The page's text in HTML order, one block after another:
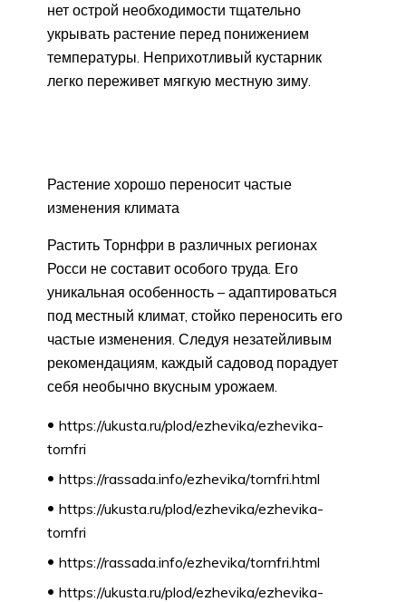
нет острой необходимости тщательно
укрывать растение перед понижением
температуры. Неприхотливый кустарник
легко переживет мягкую местную зиму.
Растение хорошо переносит частые
изменения климата
Растить Торнфри в различных регионах
Росси не составит особого труда. Его
уникальная особенность – адаптироваться
под местный климат, стойко переносить его
частые изменения. Следуя незатейливым
рекомендациям, каждый садовод порадует
себя необычно вкусным урожаем.
https://ukusta.ru/plod/ezhevika/ezhevika-
tornfri
https://rassada.info/ezhevika/tornfri.html
https://ukusta.ru/plod/ezhevika/ezhevika-
tornfri
https://rassada.info/ezhevika/tornfri.html
https://ukusta.ru/plod/ezhevika/ezhevika-